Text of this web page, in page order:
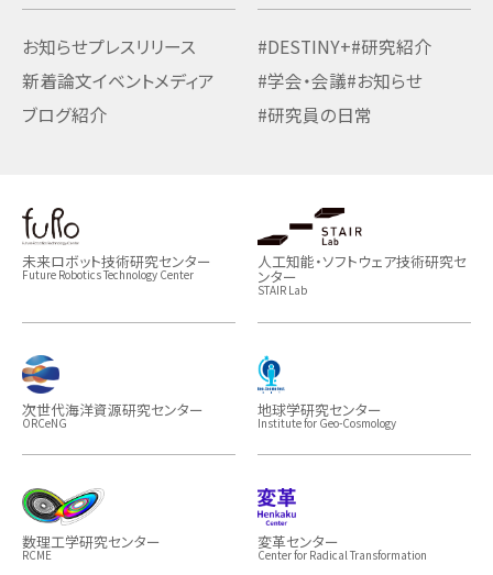
お知らせプレスリリース
新着論文イベントメディア
ブログ紹介
#DESTINY+#研究紹介
#学会・会議#お知らせ
#研究員の日常
未来ロボット技術研究センター
Future Robotics Technology Center
人工知能・ソフトウェア技術研究セ
ンター
STAIR Lab
次世代海洋資源研究センター
ORCeNG
地球学研究センター
Institute for Geo-Cosmology
数理工学研究センター
RCME
変革センター
Center for Radical Transformation